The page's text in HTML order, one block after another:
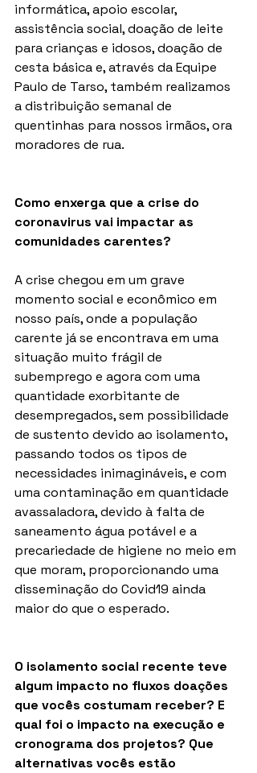
informática, apoio escolar,
assistência social, doação de leite
para crianças e idosos, doação de
cesta básica e, através da Equipe
Paulo de Tarso, também realizamos
a distribuição semanal de
quentinhas para nossos irmãos, ora
moradores de rua.
Como enxerga que a crise do
coronavirus vai impactar as
comunidades carentes?
A crise chegou em um grave
momento social e econômico em
nosso país, onde a população
carente já se encontrava em uma
situação muito frágil de
subemprego e agora com uma
quantidade exorbitante de
desempregados, sem possibilidade
de sustento devido ao isolamento,
passando todos os tipos de
necessidades inimagináveis, e com
uma contaminação em quantidade
avassaladora, devido à falta de
saneamento água potável e a
precariedade de higiene no meio em
que moram, proporcionando uma
disseminação do Covid19 ainda
maior do que o esperado.
O isolamento social recente teve
algum impacto no fluxos doações
que vocês costumam receber? E
qual foi o impacto na execução e
cronograma dos projetos? Que
alternativas vocês estão